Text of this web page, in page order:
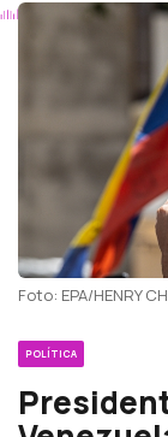
Foto: EPA/HENRY
POLÍTICA